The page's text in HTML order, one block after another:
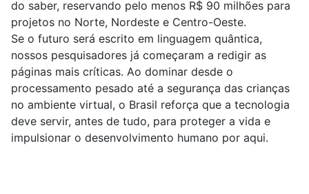
do saber, reservando pelo menos R$ 90 milhões para
projetos no Norte, Nordeste e Centro-Oeste.
Se o futuro será escrito em linguagem quântica,
nossos pesquisadores já começaram a redigir as
páginas mais críticas. Ao dominar desde o
processamento pesado até a segurança das crianças
no ambiente virtual, o Brasil reforça que a tecnologia
deve servir, antes de tudo, para proteger a vida e
impulsionar o desenvolvimento humano por aqui.